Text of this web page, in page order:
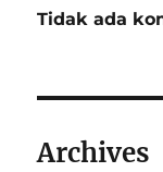
Tidak ada
Archives